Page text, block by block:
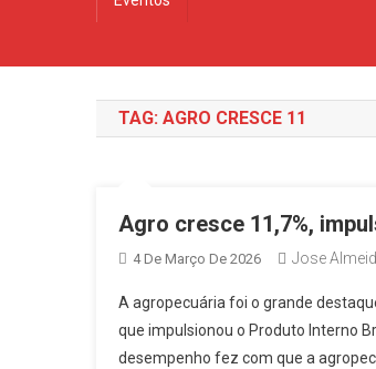
TAG: AGRO CRESCE 11
Agro cresce 11,7%,
4 De Março De 2026 Jose
A agropecuária foi o grande
que impulsionou o Produto Interno
desempenho fez com que a